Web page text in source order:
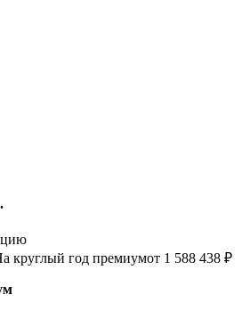
круглый год премиумот 1 588 438 ₽